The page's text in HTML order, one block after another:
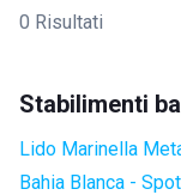
0 Risultati
Stabilimenti
Lido Marinella
Bahia Blanca -